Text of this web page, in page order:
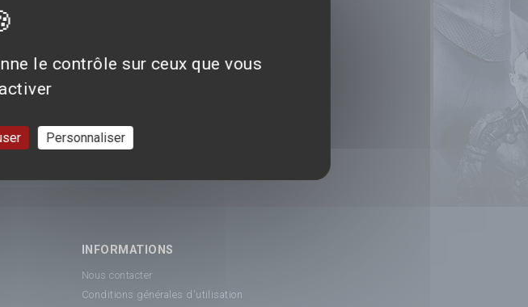
INFORMATIONS
Nous contacter
Conditions générales d'utilisation
le contrôle sur ceux que vous
Personnaliser